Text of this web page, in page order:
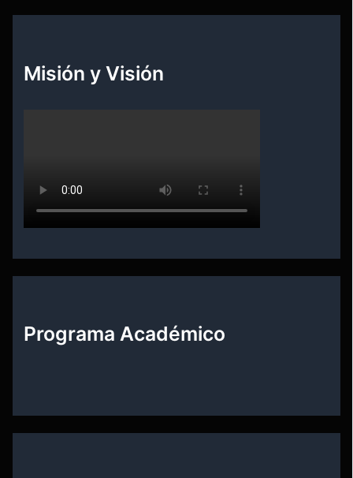
Misión y Visión
Programa Académico